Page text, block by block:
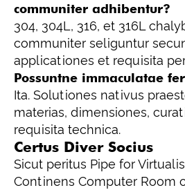
communiter adhibentur?
304, 304L, 316, et 316L
communiter seliguntur
applicationes et requisita
Possuntne immaculatae
Ita. Solutiones nativus
materias, dimensiones,
requisita technica.
Certus Diver Socius
Sicut peritus Pipe for
Continens Computer Room